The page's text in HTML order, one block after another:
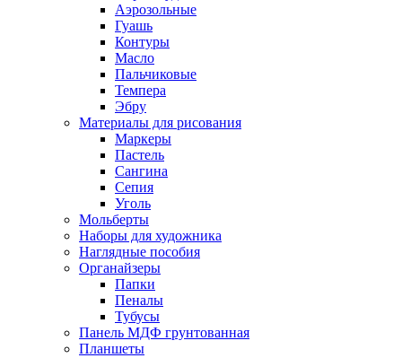
Аэрозольные
Гуашь
Контуры
Масло
Пальчиковые
Темпера
Эбру
Материалы для рисования
Маркеры
Пастель
Сангина
Сепия
Уголь
Мольберты
Наборы для художника
Наглядные пособия
Органайзеры
Папки
Пеналы
Тубусы
Панель МДФ грунтованная
Планшеты